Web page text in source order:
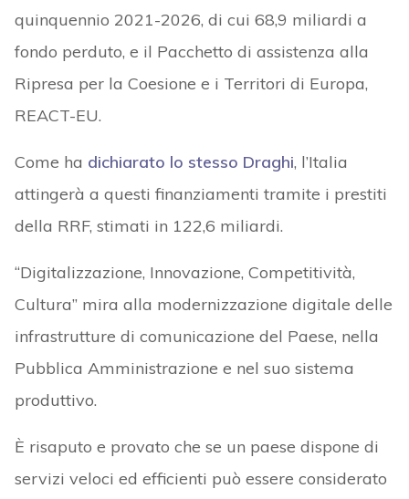
quinquennio 2021-2026, di cui 68,9 miliardi a
fondo perduto, e il Pacchetto di assistenza alla
Ripresa per la Coesione e i Territori di Europa,
REACT-EU.
Come ha dichiarato lo stesso Draghi, l’Italia
attingerà a questi finanziamenti tramite i prestiti
della RRF, stimati in 122,6 miliardi.
“Digitalizzazione, Innovazione, Competitività,
Cultura” mira alla modernizzazione digitale delle
infrastrutture di comunicazione del Paese, nella
Pubblica Amministrazione e nel suo sistema
produttivo.
È risaputo e provato che se un paese dispone di
servizi veloci ed efficienti può essere considerato